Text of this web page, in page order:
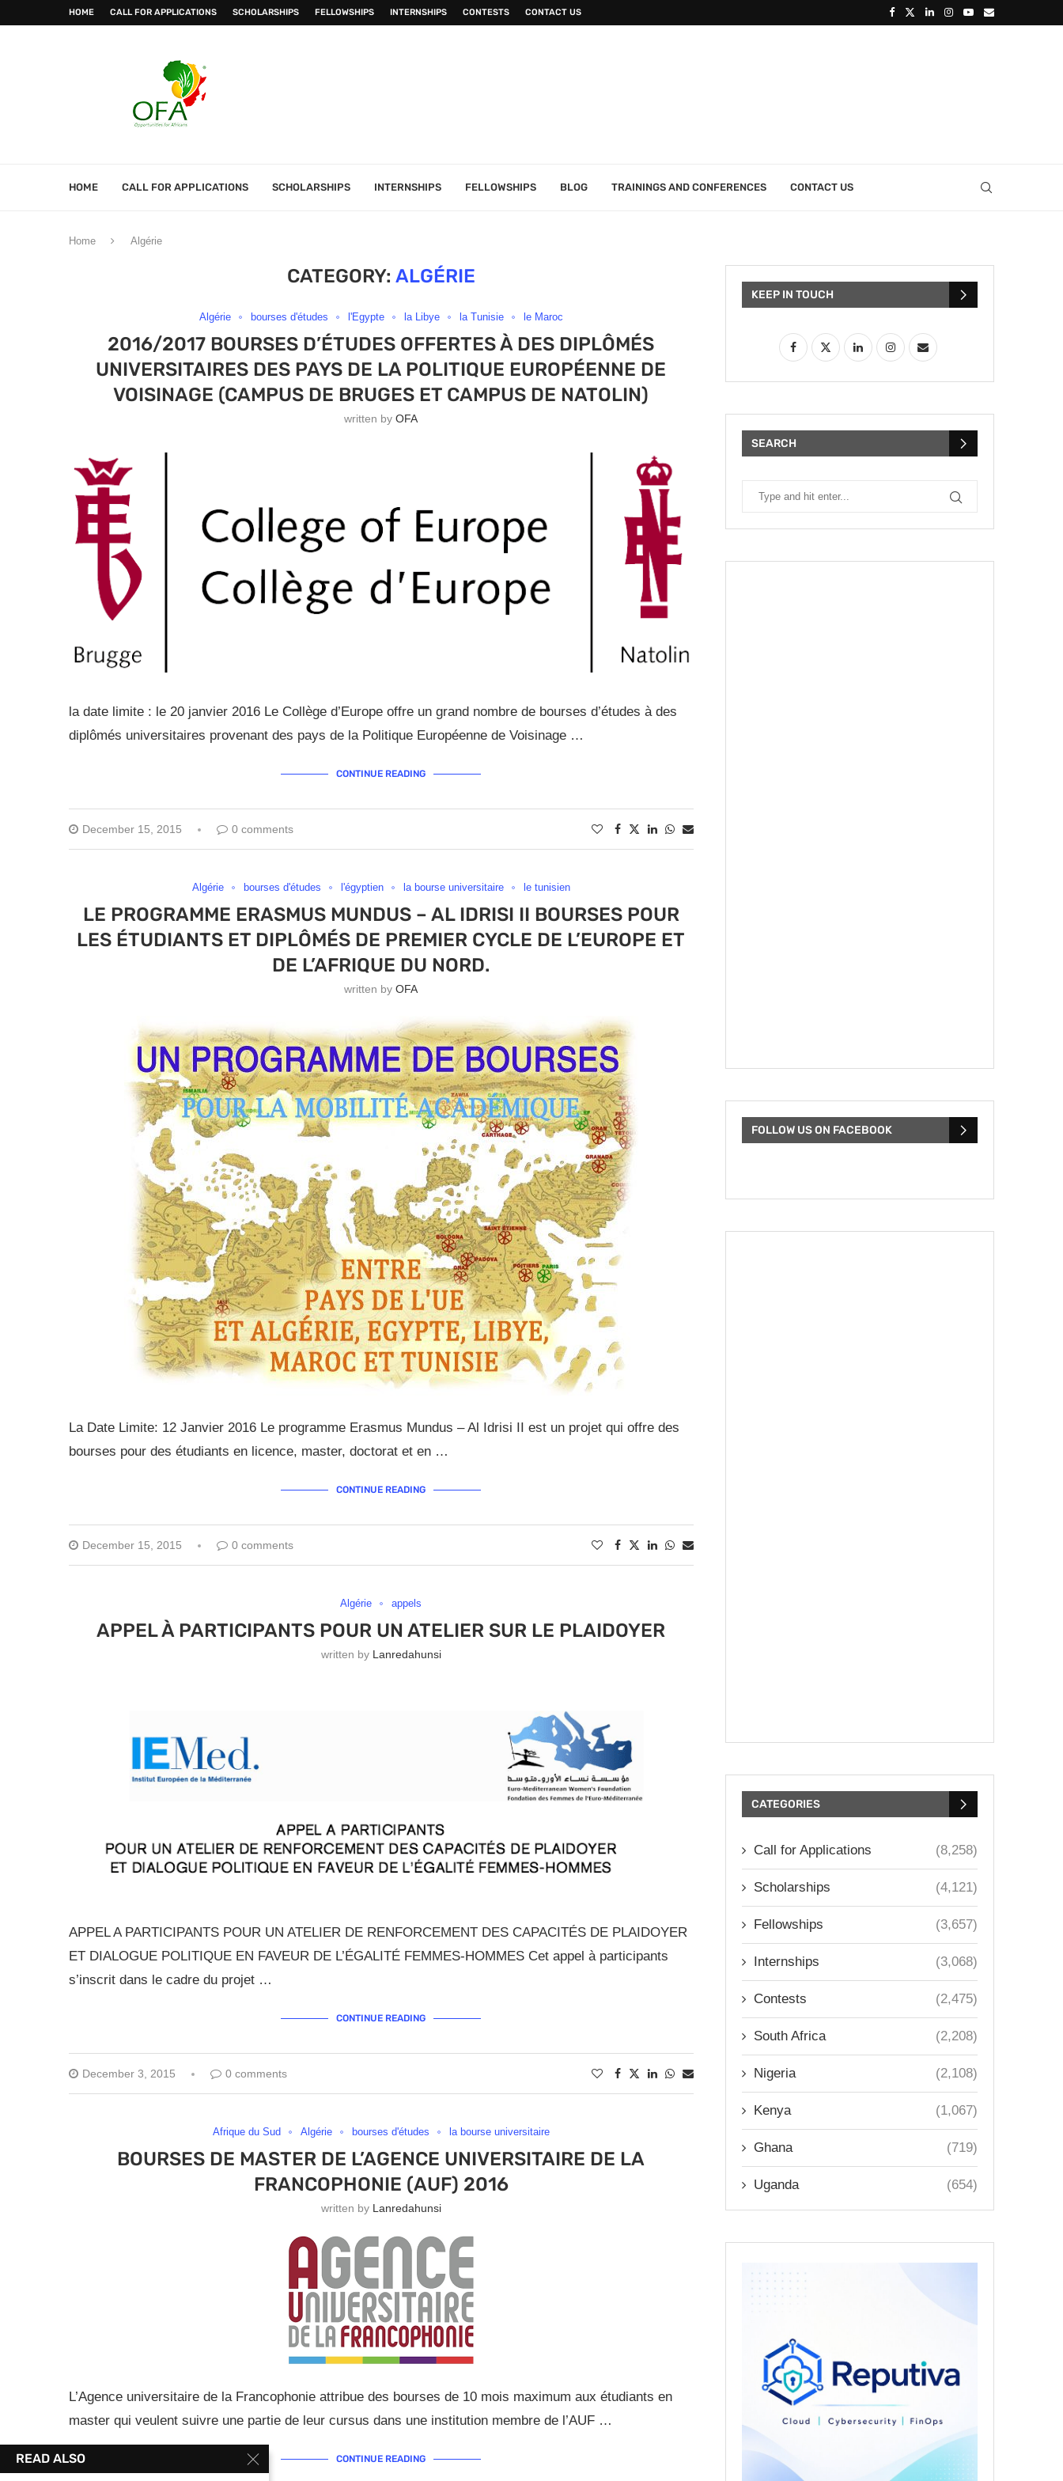
HOME CALL FOR APPLICATIONS SCHOLARSHIPS FELLOWSHIPS INTERNSHIPS CONTESTS CONTACT US
HOME CALL FOR APPLICATIONS SCHOLARSHIPS INTERNSHIPS FELLOWSHIPS BLOG TRAININGS AND CONFERENCES CONTACT US
Home Algérie
CATEGORY: ALGÉRIE
Algérie bourses d'études l'Egypte la Libye la Tunisie le Maroc
2016/2017 BOURSES D’ÉTUDES OFFERTES À DES DIPLÔMÉS
UNIVERSITAIRES DES PAYS DE LA POLITIQUE EUROPÉENNE DE
VOISINAGE (CAMPUS DE BRUGES ET CAMPUS DE NATOLIN)
written byOFA
la date limite : le 20 janvier 2016 Le Collège d’Europe offre un grand nombre de bourses d’études à des
diplômés universitaires provenant des pays de la Politique Européenne de Voisinage …
CONTINUE READING
December 15, 2015 0 comments
Algérie bourses d'études l'égyptien la bourse universitaire le tunisien
LE PROGRAMME ERASMUS MUNDUS – AL IDRISI II BOURSES POUR
LES ÉTUDIANTS ET DIPLÔMÉS DE PREMIER CYCLE DE L’EUROPE ET
DE L’AFRIQUE DU NORD.
written byOFA
La Date Limite: 12 Janvier 2016 Le programme Erasmus Mundus – Al Idrisi II est un projet qui offre des
bourses pour des étudiants en licence, master, doctorat et en …
CONTINUE READING
December 15, 2015 0 comments
Algérie appels
APPEL À PARTICIPANTS POUR UN ATELIER SUR LE PLAIDOYER
written by Lanredahunsi
APPEL A PARTICIPANTS POUR UN ATELIER DE RENFORCEMENT DES CAPACITÉS DE PLAIDOYER
ET DIALOGUE POLITIQUE EN FAVEUR DE L’ÉGALITÉ FEMMES-HOMMES Cet appel à participants
s’inscrit dans le cadre du projet …
CONTINUE READING
December 3, 2015 0 comments
Afrique du Sud Algérie bourses d'études la bourse universitaire
BOURSES DE MASTER DE L’AGENCE UNIVERSITAIRE DE LA
FRANCOPHONIE (AUF) 2016
written by Lanredahunsi
L’Agence universitaire de la Francophonie attribue des bourses de 10 mois maximum aux étudiants en
master qui veulent suivre une partie de leur cursus dans une institution membre de l’AUF …
CONTINUE READING
KEEP IN TOUCH
SEARCH
FOLLOW US ON FACEBOOK
CATEGORIES
Call for Applications (8,258)
Scholarships (4,121)
Fellowships (3,657)
Internships (3,068)
Contests (2,475)
South Africa (2,208)
Nigeria (2,108)
Kenya (1,067)
Ghana (719)
Uganda (654)
READ ALSO